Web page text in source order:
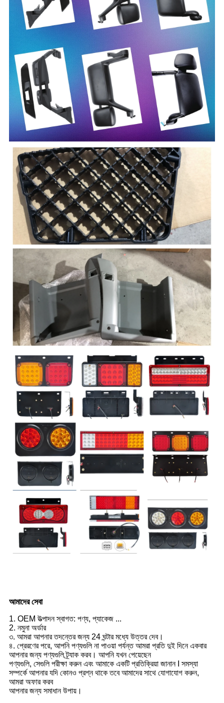
আমাদের সেবা
1. OEM উত্পাদন স্বাগত: পণ্য, প্যাকেজ ...
2. নমুনা অর্ডার
৩. আমরা আপনার তদন্তের জন্য 24 ঘন্টার মধ্যে উত্তর দেব।
৪. প্রেরণের পরে, আপনি পণ্যগুলি না পাওয়া পর্যন্ত আমরা প্রতি দুই দিনে একবার
আপনার জন্য পণ্যগুলি ট্র্যাক করব। আপনি যখন পেয়েছেন
পণ্যগুলি, সেগুলি পরীক্ষা করুন এবং আমাকে একটি প্রতিক্রিয়া জানান I সমস্যা
সম্পর্কে আপনার যদি কোনও প্রশ্ন থাকে তবে আমাদের সাথে যোগাযোগ করুন,
আমরা অফার করব
আপনার জন্য সমাধান উপায়।